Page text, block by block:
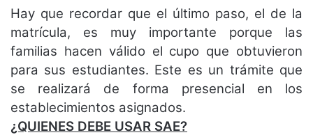
Hay que recordar que el último paso, el de la
matrícula, es muy importante porque las
familias hacen válido el cupo que obtuvieron
para sus estudiantes. Este es un trámite que
se realizará de forma presencial en los
establecimientos asignados.
¿QUIENES DEBE USAR SAE?